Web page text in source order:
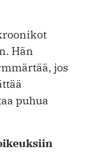
Hän
jos
puhua